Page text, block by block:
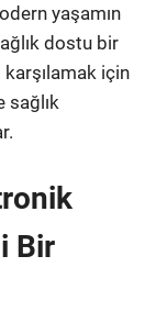
yaşamın
dostu bir
karşılamak için
sağlık
Bir